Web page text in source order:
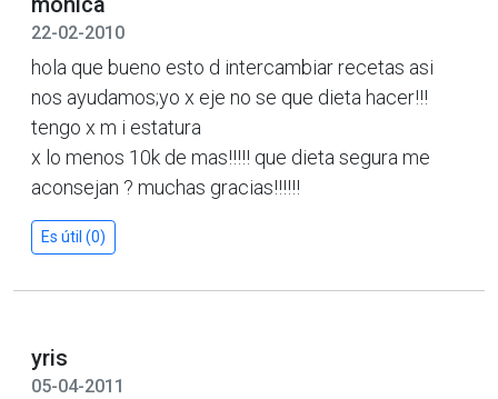
22-02-2010
hola que bueno esto d intercambiar recetas asi
nos ayudamos;yo x eje no se que dieta hacer!!!
tengo x m i estatura
x lo menos 10k de mas!!!!! que dieta segura me
aconsejan ? muchas gracias!!!!!!
Es útil (0)
yris
05-04-2011